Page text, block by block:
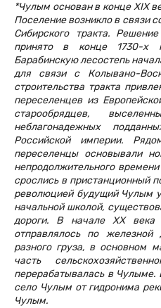
*Чулым основан в конце XIX
Поселение возникло в связи
Сибирского тракта.
принято в конце 1730-х
Барабинскую лесостепь
для связи с Колывано-
строительства тракта
переселенцев из
старообрядцев,
неблагонадежных
Российской империи.
переселенцы основывали
непродолжительного
срослись в пристанционный
революцией будущий Чулым
начальной школой,
дороги. В начале XX века
отправлялось по
разного груза, в основном
часть
перерабатывалась в Чулыме.
село Чулым от гидронима
Чулым.